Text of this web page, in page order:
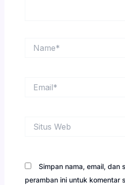
Web
Simpan nama, email, dan
peramban ini untuk komentar